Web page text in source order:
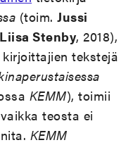
(toim.Jussi
Liisa Stenby, 2018),
tekstejä
KEMM), toimii
teosta ei
KEMM